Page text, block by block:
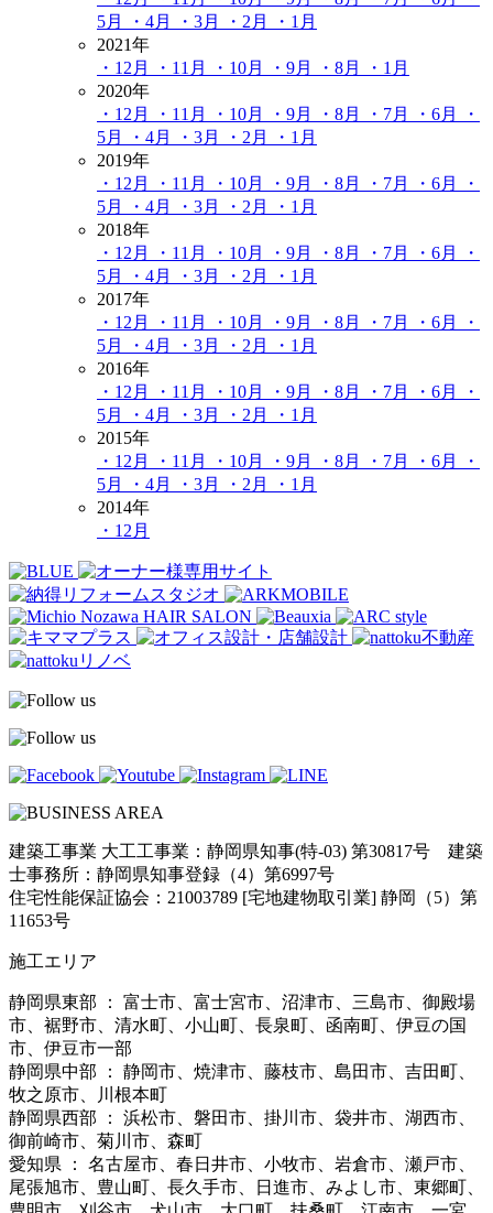
5月
・4月 ・3月 ・2月
・1月
2021年
・12月
・11月 ・10月 ・9月 ・8月
・1月
2020年
・12月
・11月 ・10月 ・9月 ・8月 ・7月 ・6月
・
5月
・4月 ・3月 ・2月
・1月
2019年
・12月
・11月 ・10月 ・9月 ・8月 ・7月 ・6月
・
5月
・4月 ・3月 ・2月
・1月
2018年
・12月
・11月 ・10月 ・9月 ・8月 ・7月 ・6月
・
5月
・4月 ・3月 ・2月
・1月
2017年
・12月
・11月 ・10月 ・9月 ・8月 ・7月 ・6月
・
5月
・4月 ・3月 ・2月
・1月
2016年
・12月
・11月 ・10月 ・9月 ・8月 ・7月 ・6月
・
5月
・4月 ・3月 ・2月
・1月
2015年
・12月
・11月 ・10月 ・9月 ・8月 ・7月 ・6月
・
5月
・4月 ・3月 ・2月
・1月
2014年
・12月
建築工事業 大工工事業：静岡県知事(特-03) 第30817号 建築
士事務所：静岡県知事登録（4）第6997号
住宅性能保証協会：21003789 [宅地建物取引業] 静岡（5）第
11653号
施工エリア
静岡県東部 ： 富士市、富士宮市、沼津市、三島市、御殿場
市、裾野市、清水町、小山町、長泉町、函南町、伊豆の国
市、伊豆市一部
静岡県中部 ： 静岡市、焼津市、藤枝市、島田市、吉田町、
牧之原市、川根本町
静岡県西部 ： 浜松市、磐田市、掛川市、袋井市、湖西市、
御前崎市、菊川市、森町
愛知県 ： 名古屋市、春日井市、小牧市、岩倉市、瀬戸市、
尾張旭市、豊山町、長久手市、日進市、みよし市、東郷町、